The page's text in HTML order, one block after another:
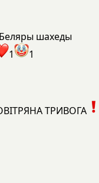
шахеды
1 1
ТРИВОГА